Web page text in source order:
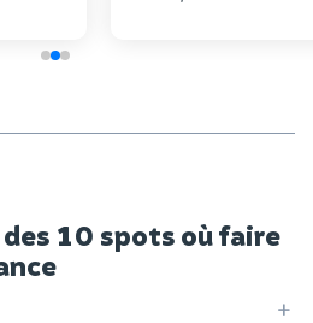
10 spots où faire